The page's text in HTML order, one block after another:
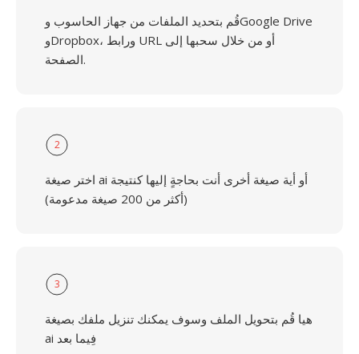
قُم بتحديد الملفات من جهاز الحاسوب وGoogle Drive
وDropbox، ورابط URL أو من خلال سحبها إلى
الصفحة.
2
اختر صيغة ai أو أية صيغة أخرى أنت بحاجةٍ إليها كنتيجة
(أكثر من 200 صيغة مدعومة)
3
هيا قُم بتحويل الملف وسوف يمكنك تنزيل ملفك بصيغة
ai فِيما بعد